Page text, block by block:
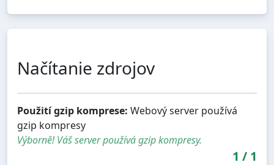
Načítanie zdrojov
Použití gzip komprese: Webový server používá
gzip kompresy
Výborně! Váš server používá gzip kompresy.
1 / 1